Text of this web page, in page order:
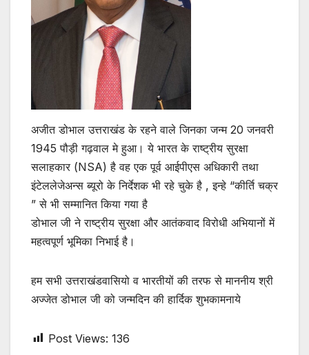
अजीत डोभाल उत्तराखंड के रहने वाले जिनका जन्म 20 जनवरी
1945 पौड़ी गढ़वाल मे हुआ। ये भारत के राष्ट्रीय सुरक्षा
सलाहकार (NSA) है वह एक पूर्व आईपीएस अधिकारी तथा
इंटेललेजेअन्स ब्यूरो के निर्देशक भी रहे चुके है , इन्हे “कीर्ति चक्र
” से भी सम्मानित किया गया है
डोभाल जी ने राष्ट्रीय सुरक्षा और आतंकवाद विरोधी अभियानों में
महत्वपूर्ण भूमिका निभाई है।
हम सभी उत्तराखंडवासियो व भारतीयों की तरफ से माननीय श्री
अज्जेत डोभाल जी को जन्मदिन की हार्दिक शुभकामनाये
Post Views: 136